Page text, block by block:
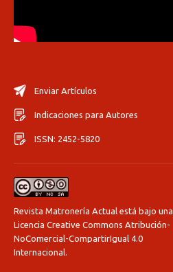
Enviar Artículos
Indicaciones para Autores
ISSN: 2452-5820
Revista Matronería Actual está bajo una
Licencia Creative Commons Atribución-
NoComercial-CompartirIgual 4.0
Internacional